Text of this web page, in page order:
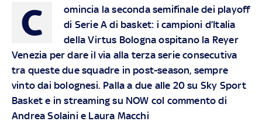
C
omincia la seconda semifinale dei playoff
di Serie A di basket: i campioni d’Italia
della Virtus Bologna ospitano la Reyer
Venezia per dare il via alla terza serie consecutiva
tra queste due squadre in post-season, sempre
vinto dai bolognesi. Palla a due alle 20 su Sky Sport
Basket e in streaming su NOW col commento di
Andrea Solaini e Laura Macchi